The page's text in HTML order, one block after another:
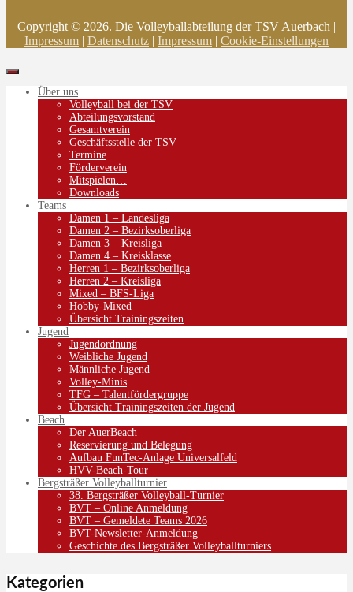
Copyright © 2026. Die Volleyballabteilung der TSV Auerbach |
Impressum | Datenschutz | Impressum | Cookie-Einstellungen
Über uns
Volleyball bei der TSV
Abteilungsvorstand
Gesamtverein
Geschäftsstelle der TSV
Termine
Förderverein
Mitspielen…
Downloads
Teams
Damen 1 – Landesliga
Damen 2 – Bezirksoberliga
Damen 3 – Kreisliga
Damen 4 – Kreisklasse
Herren 1 – Bezirksoberliga
Herren 2 – Kreisliga
Mixed – BFS-Liga
Hobby-Mixed
Übersicht Trainingszeiten
Jugend
Jugendordnung
Weibliche Jugend
Männliche Jugend
Volley-Minis
TFG – Talentfördergruppe
Übersicht Trainingszeiten der Jugend
Beach
Der AuerBeach
Reservierung und Belegung
Aufbau FunTec-Anlage Universalfeld
HVV-Beach-Tour
Bergsträßer Volleyballturnier
38. Bergsträßer Volleyball-Turnier
BVT – Online Anmeldung
BVT – Gemeldete Teams 2026
BVT-Newsletter-Anmeldung
Geschichte des Bergsträßer Volleyballturniers
Kategorien